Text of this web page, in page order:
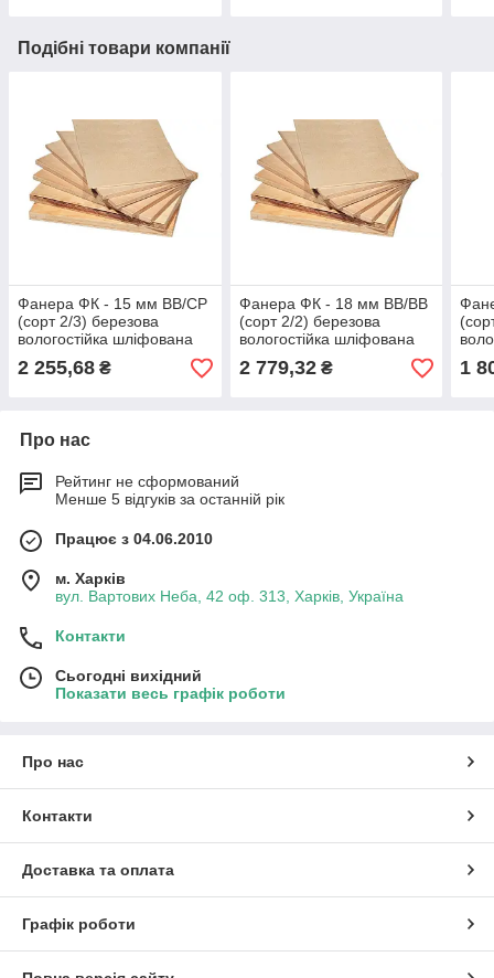
Подібні товари компанії
Фанера ФК - 15 мм ВВ/СР
(сорт 2/3) березова
вологостійка шліфована
2 255,68 ₴
Фанера ФК - 18 мм ВВ/ВВ
(сорт 2/2) березова
вологостійка шліфована
2 779,32₴ 1
Про нас
Рейтинг не сформований
Менше 5 відгуків за останній рік
Працює з 04.06.2010
м. Харків
вул. Вартових Неба, 42 оф. 313, Харків, Україна
Контакти
Сьогодні вихідний
Показати весь графік роботи
Про нас
Контакти
Доставка та оплата
Графік роботи